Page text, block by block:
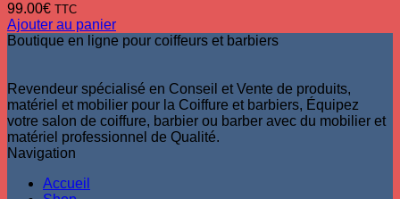
99.00€ TTC
Ajouter au panier
Boutique en ligne pour coiffeurs et barbiers
Revendeur spécialisé en Conseil et Vente de produits,
matériel et mobilier pour la Coiffure et barbiers, Équipez
votre salon de coiffure, barbier ou barber avec du mobilier et
matériel professionnel de Qualité.
Navigation
Accueil